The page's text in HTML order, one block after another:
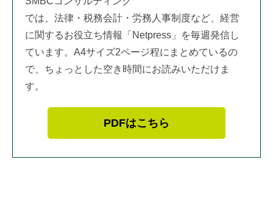
では、法律・税務会計・労務人事制度など、経営
に関するお役立ち情報「Netpress」を毎週発信し
ています。A4サイズ2ページ程にまとめているの
で、ちょっとした空き時間にお読みいただけま
す。
PDFはこちら